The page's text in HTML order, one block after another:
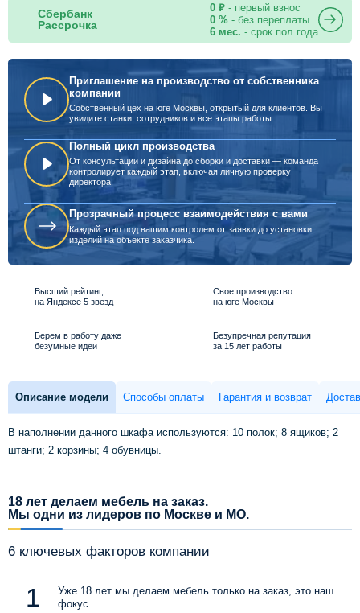
Сбербанк
Рассрочка
0 ₽- первый взнос
0 %- без переплаты
6 мес. - срок пол года
Приглашение на производство от собственника
компании
Собственный цех на юге Москвы, открытый для клиентов. Вы
увидите станки, сотрудников и все этапы работы.
Полный цикл производства
От консультации и дизайна до сборки и доставки — команда
контролирует каждый этап, включая личную проверку
директора.
Прозрачный процесс взаимодействия с вами
Каждый этап под вашим контролем от заявки до установки
изделий на объекте заказчика.
Высший рейтинг,
на Яндексе 5 звезд
Свое производство
на юге Москвы
Берем в работу даже
безумные идеи
Безупречная репутация
за 15 лет работы
Описание модели Способы оплаты Гарантия и возврат
В наполнении данного шкафа используются: 10 полок; 8 ящиков; 2
штанги; 2 корзины; 4 обувницы.
18 лет делаем мебель на заказ.
Мы одни из лидеров по Москве и МО.
6 ключевых факторов компании
Уже 18 лет мы делаем мебель только на заказ, это наш
фокус